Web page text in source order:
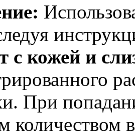
с кожей и
При
количеством